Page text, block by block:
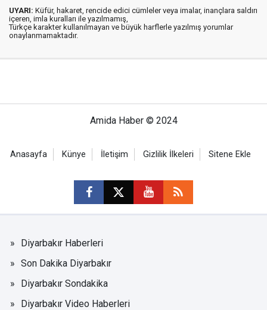
UYARI: Küfür, hakaret, rencide edici cümleler veya imalar, inançlara saldırı
içeren, imla kuralları ile yazılmamış,
Türkçe karakter kullanılmayan ve büyük harflerle yazılmış yorumlar
onaylanmamaktadır.
Amida Haber © 2024
Anasayfa Künye İletişim Gizlilik İlkeleri Sitene Ekle
Diyarbakır Haberleri
Son Dakika Diyarbakır
Diyarbakır Sondakika
Diyarbakır Video Haberleri